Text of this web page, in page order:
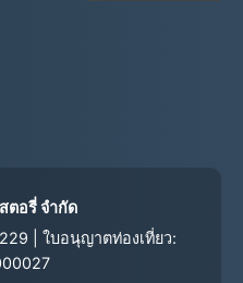
ตอรี่ จำกัด
| ใบอนุญาตท่องเที่ยว: